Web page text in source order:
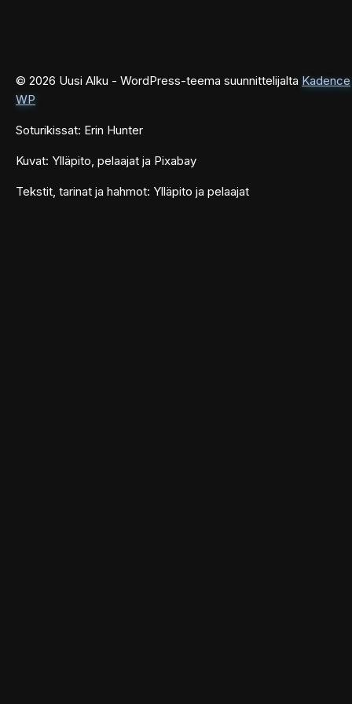
© 2026 Uusi Alku - WordPress-teema suunnittelijalta Kadence
WP
Soturikissat: Erin Hunter
Kuvat: Ylläpito, pelaajat ja Pixabay
Tekstit, tarinat ja hahmot: Ylläpito ja pelaajat